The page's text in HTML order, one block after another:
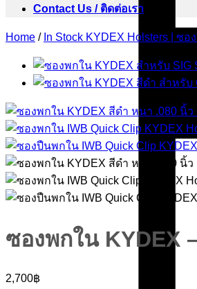
Contact Us / ติดต่อเรา
Home / In Stock KYDEX Holsters | ซ
ซองพกใน KYDEX
2,700฿